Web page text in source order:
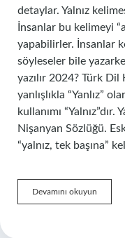
detaylar. Yalnız
İnsanlar bu kelimeyi
yapabilirler. İnsanlar
söyleseler bile
yazılır 2024? Türk
yanlışlıkla “Yanlız”
kullanımı
Nişanyan Sözlüğü.
“yalnız, tek başına”
Devamını okuyun
Ne